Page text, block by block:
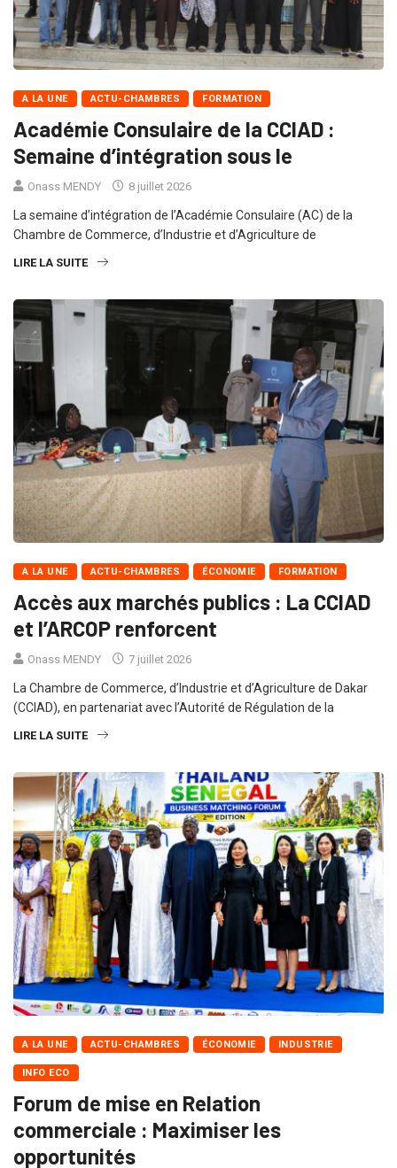
A LA UNE ACTU-CHAMBRES FORMATION
Académie Consulaire de la CCIAD :
Semaine d’intégration sous le
Onass MENDY 8 juillet 2026
La semaine d’intégration de l’Académie Consulaire (AC) de la
Chambre de Commerce, d’Industrie et d’Agriculture de
LIRE LA SUITE
A LA UNE ACTU-CHAMBRES ÉCONOMIE FORMATION
Accès aux marchés publics : La CCIAD
et l’ARCOP renforcent
Onass MENDY 7 juillet 2026
La Chambre de Commerce, d’Industrie et d’Agriculture de Dakar
(CCIAD), en partenariat avec l’Autorité de Régulation de la
LIRE LA SUITE
A LA UNE ACTU-CHAMBRES ÉCONOMIE INDUSTRIE
INFO ECO
Forum de mise en Relation
commerciale : Maximiser les
opportunités